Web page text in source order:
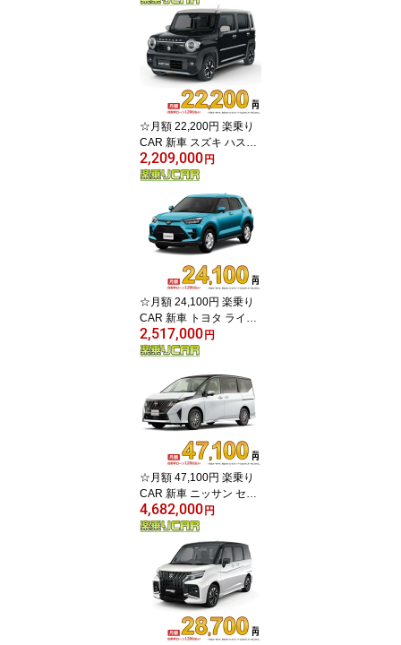
☆月額 22,200円 楽乗り
CAR 新車 スズキ ハスラ
ー 2WD 660 X
2,209,000円
☆月額 24,100円 楽乗り
CAR 新車 トヨタ ライズ
4WD 1000 X
2,517,000円
☆月額 47,100円 楽乗り
CAR 新車 ニッサン セレ
ナ 2WD 1400 e-POWER
AUTECH
4,682,000円